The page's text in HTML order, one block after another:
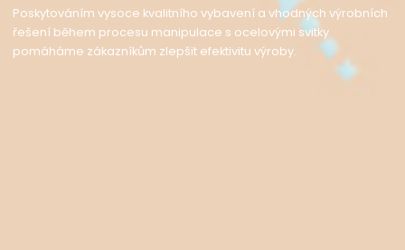
Poskytováním vysoce kvalitního vybavení a vhodných výrobních
řešení během procesu manipulace s ocelovými svitky
pomáháme zákazníkům zlepšit efektivitu výroby.